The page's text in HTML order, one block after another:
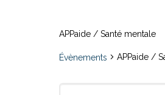
APPaide / Santé mentale
Évènements APPaide /